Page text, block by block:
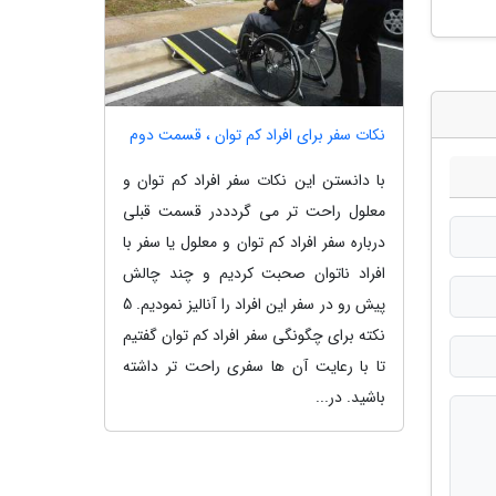
نکات سفر برای افراد کم توان ، قسمت دوم
با دانستن این نکات سفر افراد کم توان و
معلول راحت تر می گردددر قسمت قبلی
درباره سفر افراد کم توان و معلول یا سفر با
افراد ناتوان صحبت کردیم و چند چالش
پیش رو در سفر این افراد را آنالیز نمودیم. 5
نکته برای چگونگی سفر افراد کم توان گفتیم
تا با رعایت آن ها سفری راحت تر داشته
باشید. در...